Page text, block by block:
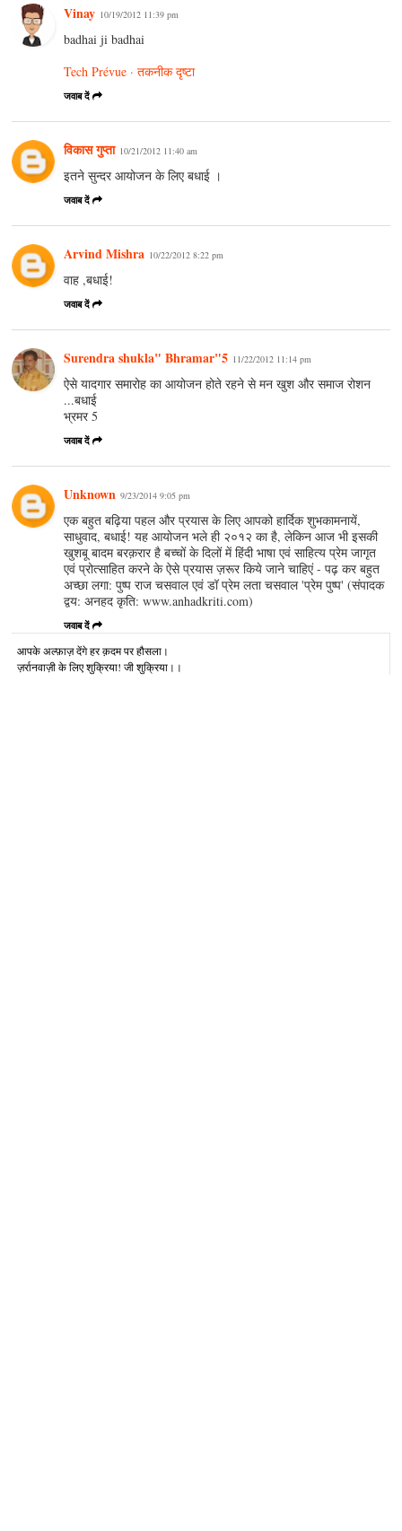
Vinay 10/19/2012 11:39 pm
badhai ji badhai
Tech Prévue · तकनीक दृष्टा
जवाब दें
विकास गुप्ता 10/21/2012 11:40 am
इतने सुन्दर आयोजन के लिए बधाई ।
जवाब दें
Arvind Mishra 10/22/2012 8:22 pm
वाह ,बधाई!
जवाब दें
Surendra shukla" Bhramar"5 11/22/2012 11:14 pm
ऐसे यादगार समारोह का आयोजन होते रहने से मन खुश और समाज रोशन
...बधाई
भ्रमर 5
जवाब दें
Unknown 9/23/2014 9:05 pm
एक बहुत बढ़िया पहल और प्रयास के लिए आपको हार्दिक शुभकामनायें,
साधुवाद, बधाई! यह आयोजन भले ही २०१२ का है, लेकिन आज भी इसकी
खुशबू बादम बरक़रार है बच्चों के दिलों में हिंदी भाषा एवं साहित्य प्रेम जागृत
एवं प्रोत्साहित करने के ऐसे प्रयास ज़रूर किये जाने चाहिएं - पढ़ कर बहुत
अच्छा लगा: पुष्प राज चसवाल एवं डॉ प्रेम लता चसवाल 'प्रेम पुष्प' (संपादक
द्वय: अनहद कृति: www.anhadkriti.com)
जवाब दें
आपके अल्‍फ़ाज़ देंगे हर क़दम पर हौसला।
ज़र्रानवाज़ी के लिए शुक्रिया! जी शुक्रिया।।